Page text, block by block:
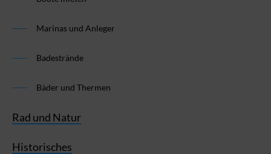
Marinas und Anleger
Badestrände
Bäder und Thermen
Rad und Natur
Historisches